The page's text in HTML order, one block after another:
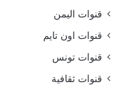
قنوات اليمن
قنوات اون تايم
قنوات تونس
قنوات ثقافية